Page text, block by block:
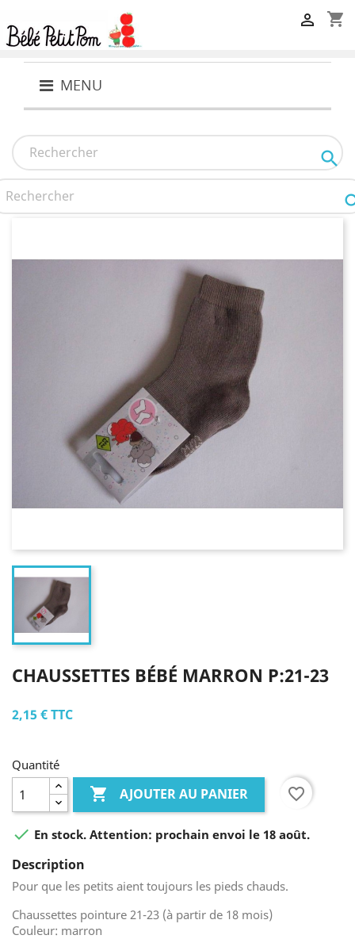
shopping_cart

MENU

CHAUSSETTES BÉBÉ MARRON P:21-23
2,15 €TTC
Quantité
 AJOUTER AU PANIER favorite_border
 En stock. Attention: prochain envoi le 18 août.
Description
Pour que les petits aient toujours les pieds chauds.
Chaussettes pointure 21-23 (à partir de 18 mois)
Couleur: marron